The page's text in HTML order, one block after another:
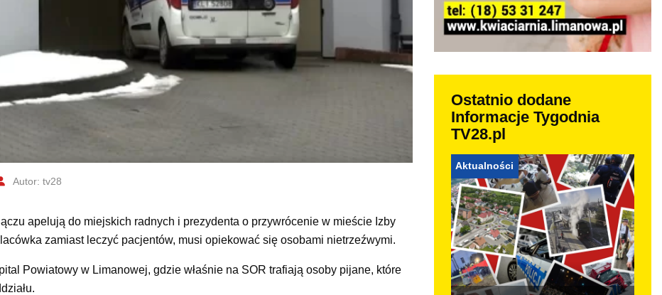
Autor: tv28
apelują do miejskich radnych i prezydenta o przywrócenie w mieście Izby
zamiast leczyć pacjentów, musi opiekować się osobami nietrzeźwymi.
Powiatowy w Limanowej, gdzie właśnie na SOR trafiają osoby pijane, które
Ostatnio dodane
Informacje Tygodnia
TV28.pl
Aktualności